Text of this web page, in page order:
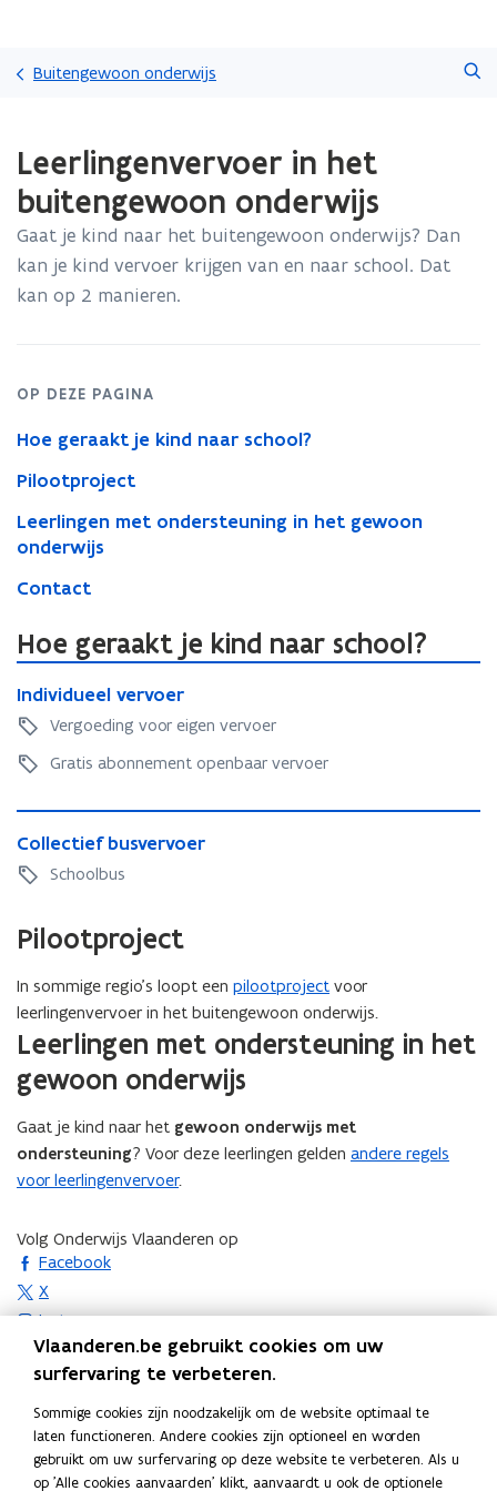
gaan
Buitengewoon onderwijs
met
laden.
zich
op:
Leerlingenvervoer
onderwijs
Leerlingenvervoer in het
buitengewoon onderwijs
Gaat je kind naar het buitengewoon onderwijs? Dan
kan je kind vervoer krijgen van en naar school. Dat
kan op 2 manieren.
OP DEZE PAGINA
Hoe geraakt je kind naar school?
Pilootproject
Leerlingen met ondersteuning in het gewoon
onderwijs
Contact
Hoe geraakt je kind naar school?
n
d
v
d
u
e
v
e
v
o
Individueel vervoer
I
n
d
i
i
d
u
e
l
v
r
v
o
r
Vergoeding voor eigen vervoer
Gratis abonnement openbaar vervoer
o
c
i
e
f
b
u
s
v
e
v
e
Collectief busvervoer
C
o
e
t
i
f
b
u
s
v
r
o
e
r
Schoolbus
Pilootproject
In sommige regio’s loopt een pilootproject voor
leerlingenvervoer in het buitengewoon onderwijs.
Leerlingen met ondersteuning in het
gewoon onderwijs
Gaat je kind naar het gewoon onderwijs met
ondersteuning? Voor deze leerlingen gelden andere regels
voor leerlingenvervoer.
Volg Onderwijs Vlaanderen op
Facebook
opent in nieuw venster
X
opent in nieuw venster
Instagram
opent in nieuw venster
Linkedin
opent in nieuw venster
Deel deze pagina
L
i
n
K
o
p
Contact
Vlaanderen.be gebruikt cookies om uw
surfervaring te verbeteren.
Sommige cookies zijn noodzakelijk om de website optimaal te
laten functioneren. Andere cookies zijn optioneel en worden
gebruikt om uw surfervaring op deze website te verbeteren. Als u
op 'Alle cookies aanvaarden' klikt, aanvaardt u ook de optionele